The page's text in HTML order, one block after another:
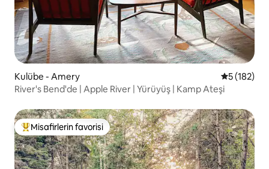
Kulübe - Amery 55 (182)
River's Bend'de | Apple River | Yürüyüş | Kamp Ateşi
Misafirlerin favorilerinden en beğenilenler arasında
Misafirlerin favorisi